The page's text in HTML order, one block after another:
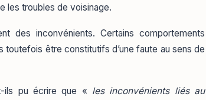
les troubles de voisinage.
des inconvénients. Certains comportements
être constitutifs d’une faute au sens de
ils pu écrire que « les inconvénients liés au